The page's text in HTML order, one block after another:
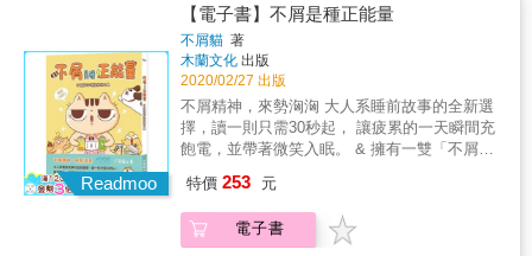
有一種團結，叫做被閒置一整天的冷便當？有
沒有一種高級料理，叫做盤子越大越高級？有
沒有一種討債，叫做吃披薩不吃邊？身為一名
貪吃系男子，保羅先生在追逐美食的路上總會
有許多得志或踩雷的經驗，全都畫出來給你
看。 ROUND 6 #流行美容inHouse 愛美本是天
性，走在流行最尖端更是天經地義，本單元享
各種對於穿搭、美妝、微整、抗老議題的所見
所聞&mdash;&mdash;你知道有多少新娘栽在
的嗎？什麼！氣勢凜然的紅龍，做了齒顎矯正
反而特色全失？！ ROUND 7 #說文與解字 保
居。 鴨子 生活在池塘和河川的綠頭鴨。 最愛
老婆。
不過，請放心，正因為這是他們在出版界的初
登場，他們不但很注重品管也很有追求喔，一
開始就選擇俗稱「六何法」的5W1H題材，在
WHO、WHAT、WHEN、WHERE、WHY、
HOW六種情境裡，傾情演出一生一次主演機會
（&hellip;&hellip;）中，一齣齣平凡的日常，試
問效（笑）果如何？貓曰：「不可說，不可
說。」 & 這也不可說，那也不可說，究竟什麼
才可以說！咳咳（要說了），相信八年來一路
的每則圖文故事的後續吧？什麼？！原來大家
都不知道有後續啊？不著急，大家的心聲，貓
Readmoo
【電子書】不屑是種正能量
不屑貓 著
木蘭文化 出版
2020/02/27 出版
不屑精神，來勢洶洶 大人系睡前故事的全新選
擇，讀一則只需30秒起， 讓疲累的一天瞬間充
飽電，並帶著微笑入眠。 & 擁有一雙「不屑之
貓，在網路世界和他的家族夥伴無料登場八年
後，終於要跨足出版界一展身手啦，在這個屬
於他們的精彩時刻，除了要隨時保持自己的電
特價 253 元
電子書